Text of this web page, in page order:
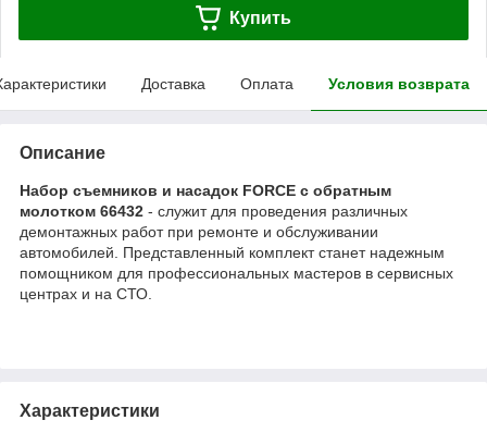
Купить
Доставка Оплата Условия возврата
Описание
Набор съемников и насадок FORCE с обратным
молотком 66432 - служит для проведения различных
демонтажных работ при ремонте и обслуживании
автомобилей. Представленный комплект станет надежным
помощником для профессиональных мастеров в сервисных
центрах и на СТО.
Характеристики